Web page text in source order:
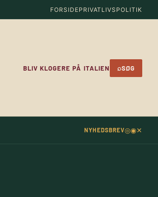
FORSIDEPRIVATLIVSPOLITIK
BLIV KLOGERE PÅ ITALIEN ⌕SØG
NYHEDSBREV◎◉✕